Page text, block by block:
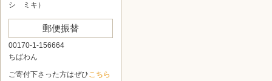
シ ミキ）
郵便振替
00170-1-156664
ちばわん
ご寄付下さった方はぜひこちら